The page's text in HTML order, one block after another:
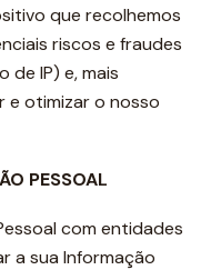
que recolhemos
riscos e fraudes
de IP) e, mais
e otimizar o nosso
PESSOAL
com entidades
a sua Informação